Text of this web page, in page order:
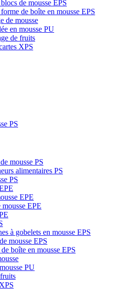
de mousse EPS
de boîte en mousse EPS
de mousse
en mousse PU
de fruits
XPS
PS
mousse PS
alimentaires PS
PS
EPE
EPE
à gobelets en mousse EPS
mousse EPS
boîte en mousse EPS
PU